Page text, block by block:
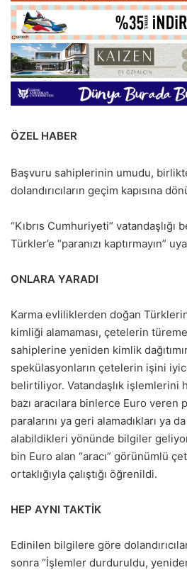
ÖZEL HABER
Başvuru sahiplerinin umudu,
dolandırıcıların geçim kapısına
“Kıbrıs Cumhuriyeti” vatandaşlığı
Türkler’e “paranızı kaptırmayın”
ONLARA YARADI
Karma evliliklerden doğan
kimliği alamaması, çetelerin
sahiplerine yeniden kimlik
spekülasyonların çetelerin işini
belirtiliyor. Vatandaşlık işlemlerini
bazı aracılara binlerce Euro veren
paralarını ya geri alamadıkları ya
alabildikleri yönünde bilgiler
bin Euro alan “aracı” görünümlü
ortaklığıyla çalıştığı öğrenildi.
HEP AYNI TAKTİK
Edinilen bilgilere göre
sonra “İşlemler durduruldu,